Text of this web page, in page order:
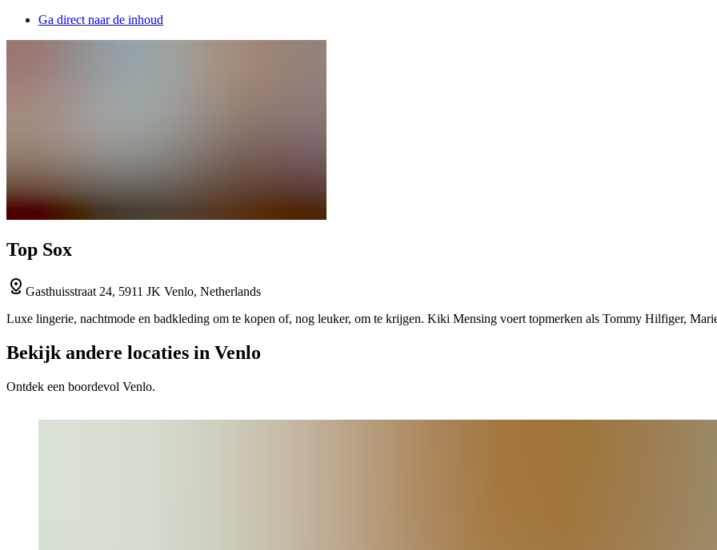
Ga direct naar de inhoud
Top Sox
Gasthuisstraat 24, 5911 JK Venlo, Netherlands
Luxe lingerie, nachtmode en badkleding om te kopen of, nog leuker, om te krijgen. Kiki Mensing voert topmerken als Tommy Hilfiger,
Bekijk andere locaties in Venlo
Ontdek een boordevol Venlo.